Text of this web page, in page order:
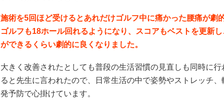
施術を5回ほど受けるとあれだけゴルフ中に痛かった腰痛が劇
ゴルフも18ホール回れるようになり、スコアもベストを更新
ができるくらい劇的に良くなりました。
大きく改善されたとしても普段の生活習慣の見直しも同時に
ると先生に言われたので、日常生活の中で姿勢やストレッチ
発予防で心掛けています。